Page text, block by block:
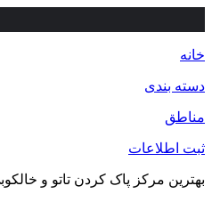
خانه
دسته بندی
مناطق
ثبت اطلاعات
بهترین مرکز پاک کردن تاتو و